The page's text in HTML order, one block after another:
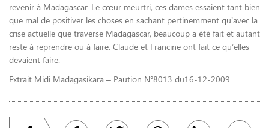
revenir à Madagascar. Le cœur meurtri, ces dames essaient tant bien
que mal de positiver les choses en sachant pertinemment qu’avec la
crise actuelle que traverse Madagascar, beaucoup a été fait et autant
reste à reprendre ou à faire. Claude et Francine ont fait ce qu’elles
devaient faire.
Extrait Midi Madagasikara – Paution N°8013 du16-12-2009